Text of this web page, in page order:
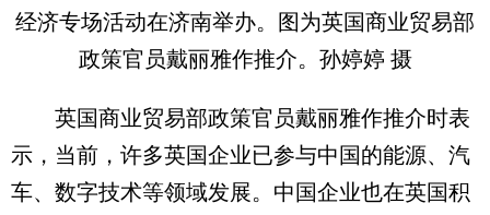
经济专场活动在济南举办。图为英国商业贸易部
政策官员戴丽雅作推介。孙婷婷 摄
英国商业贸易部政策官员戴丽雅作推介时表
示，当前，许多英国企业已参与中国的能源、汽
车、数字技术等领域发展。中国企业也在英国积